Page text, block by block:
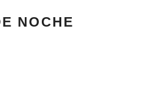
NOCHE